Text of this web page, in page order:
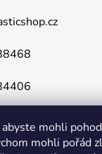
abyste mohli
mohli pořád